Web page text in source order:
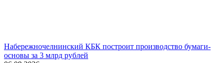
Набережночелнинский КБК построит производство бумаги-
основы за 3 млрд рублей